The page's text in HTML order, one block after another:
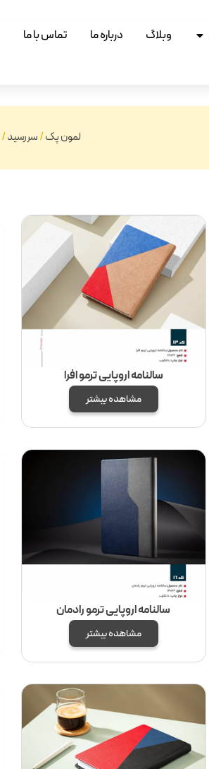
وبلاگ درباره ما تماس با ما
لمون پک/سررسید/
سالنامه اروپایی ترمو افرا
مشاهده بیشتر
سالنامه اروپایی ترمو رادمان
مشاهده بیشتر